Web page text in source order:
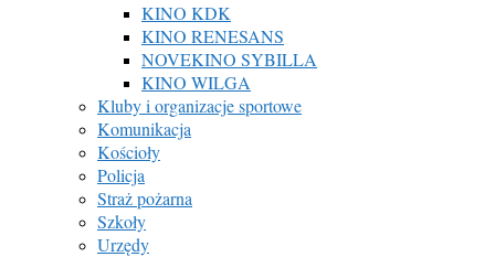
KINO KDK
KINO RENESANS
NOVEKINO SYBILLA
KINO WILGA
Kluby i organizacje sportowe
Komunikacja
Kościoły
Policja
Straż pożarna
Szkoły
Urzędy